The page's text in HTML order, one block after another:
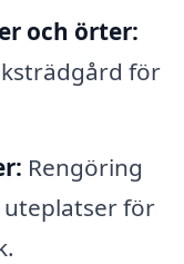
och örter:
för
Rengöring
uteplatser för